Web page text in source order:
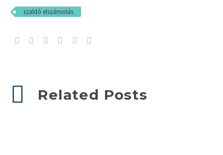
szaldó elszámolás
Related Posts